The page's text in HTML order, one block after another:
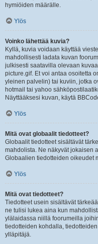
hymiöiden määrälle.
Ylös
Voinko lähettää kuvia?
Kyllä, kuvia voidaan käyttää
mahdollisesti ladata kuvan
julkisesti saatavilla olevaan
picture.gif. Et voi antaa osoitetta
yleinen palvelin) tai kuviin, jotka
hotmail tai yahoo
Näyttääksesi kuvan, käytä
Ylös
Mitä ovat globaalit tiedotteet?
Globaalit tiedotteet sisältävät
mahdolista. Ne näkyvät jokaisen
Globaalien tiedotteiden oikeudet
Ylös
Mitä ovat tiedotteet?
Tiedotteet usein sisältävät
ne tulisi lukea aina kun
ylälaidassa niillä foorumeilla
tiedotteiden kohdalla,
ylläpitäjä.